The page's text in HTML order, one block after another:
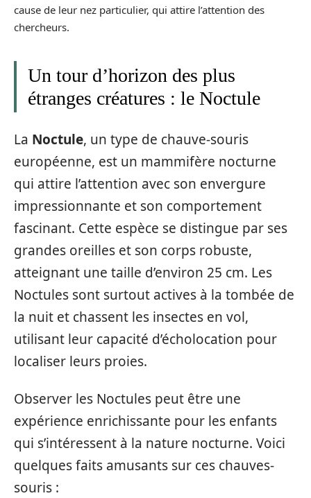
cause de leur nez particulier, qui attire l’attention des
chercheurs.
Un tour d’horizon des plus
étranges créatures : le Noctule
La Noctule, un type de chauve-souris
européenne, est un mammifère nocturne
qui attire l’attention avec son envergure
impressionnante et son comportement
fascinant. Cette espèce se distingue par ses
grandes oreilles et son corps robuste,
atteignant une taille d’environ 25 cm. Les
Noctules sont surtout actives à la tombée de
la nuit et chassent les insectes en vol,
utilisant leur capacité d’écholocation pour
localiser leurs proies.
Observer les Noctules peut être une
expérience enrichissante pour les enfants
qui s’intéressent à la nature nocturne. Voici
quelques faits amusants sur ces chauves-
souris :